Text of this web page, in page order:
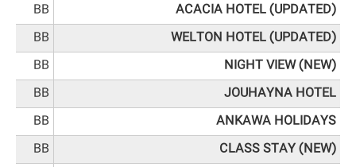
ACACIA HOTEL (UPDATED)
BB
WELTON HOTEL (UPDATED)
BB
NIGHT VIEW (NEW)
BB
JOUHAYNA HOTEL
BB
ANKAWA HOLIDAYS
BB
CLASS STAY (NEW)
BB